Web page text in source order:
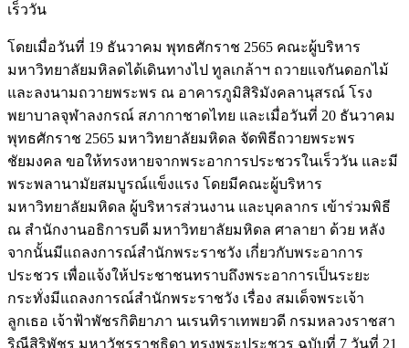
เร็ววัน
โดยเมื่อวันที่ 19 ธันวาคม พุทธศักราช 2565 คณะผู้บริหาร
มหาวิทยาลัยมหิลดได้เดินทางไป ทูลเกล้าฯ ถวายแจกันดอกไม้
และลงนามถวายพระพร ณ อาคารภูมิสิริมังคลานุสรณ์ โรง
พยาบาลจุฬาลงกรณ์ สภากาชาดไทย และเมื่อวันที่ 20 ธันวาคม
พุทธศักราช 2565 มหาวิทยาลัยมหิดล จัดพิธีถวายพระพร
ชัยมงคล ขอให้ทรงหายจากพระอาการประชวรในเร็ววัน และมี
พระพลานามัยสมบูรณ์แข็งแรง โดยมีคณะผู้บริหาร
มหาวิทยาลัยมหิดล ผู้บริหารส่วนงาน และบุคลากร เข้าร่วมพิธี
ณ สำนักงานอธิการบดี มหาวิทยาลัยมหิดล ศาลายา ด้วย หลัง
จากนั้นมีแถลงการณ์สำนักพระราชวัง เกี่ยวกับพระอาการ
ประชวร เพื่อแจ้งให้ประชาชนทราบถึงพระอาการเป็นระยะ
กระทั่งมีแถลงการณ์สำนักพระราชวัง เรื่อง สมเด็จพระเจ้า
ลูกเธอ เจ้าฟ้าพัชรกิติยาภา นเรนทิราเทพยวดี กรมหลวงราชสา
ริณีสิริพัชร มหาวัชรราชธิดา ทรงพระประชวร ฉบับที่ 7 วันที่ 21